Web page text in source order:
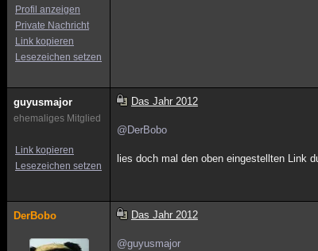
Profil anzeigen
Private Nachricht
Link kopieren
Lesezeichen setzen
guyusmajor
ehemaliges Mitglied
Link kopieren
Lesezeichen setzen
Das Jahr 2012
@DerBobo
lies doch mal den oben eingestellten Link
DerBobo Das Jahr 2012
@guyusmajor